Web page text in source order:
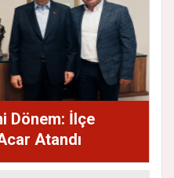
Dönem: İlçe
Atandı